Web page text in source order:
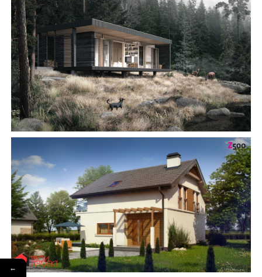
БУДІВНИЦТВО БУДИНКІВ
З
АББ”ТВІЙ ПРОЕКТ”
Замовити будівництво
←